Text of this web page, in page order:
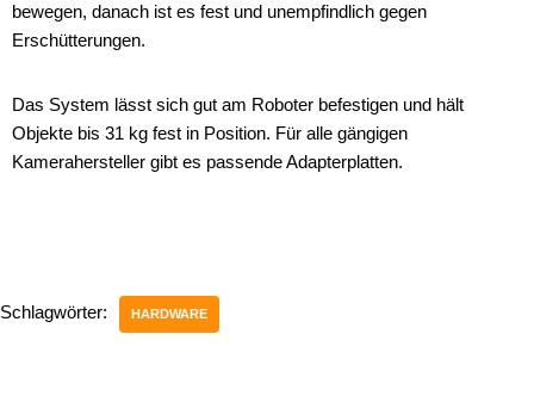
bewegen, danach ist es fest und unempfindlich gegen
Erschütterungen.
Das System lässt sich gut am Roboter befestigen und hält
Objekte bis 31 kg fest in Position. Für alle gängigen
Kamerahersteller gibt es passende Adapterplatten.
Schlagwörter: HARDWARE